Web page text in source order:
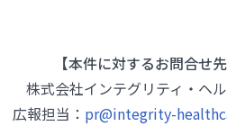
【本件に対するお問合せ先
株式会社インテグリティ・ヘ
広報担当： pr@integrity-